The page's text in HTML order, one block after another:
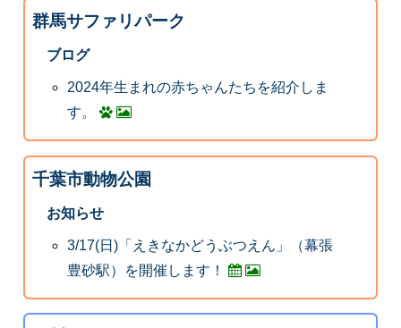
群馬サファリパーク
ブログ
2024年生まれの赤ちゃんたちを紹介しま
す。
千葉市動物公園
お知らせ
3/17(日)「えきなかどうぶつえん」（幕張
豊砂駅）を開催します！